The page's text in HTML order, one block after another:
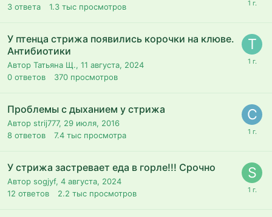
3 ответа 1.3 тыс просмотров
У птенца стрижа появились корочки на клюве.
Антибиотики
Автор Татьяна Щ., 11 августа, 2024
0 ответов 370 просмотров
Проблемы с дыханием у стрижа
Автор strij777, 29 июля, 2016
8 ответов 7.4 тыс просмотра
У стрижа застревает еда в горле!!! Срочно
Автор sogjyf, 4 августа, 2024
12 ответов 2.2 тыс просмотров